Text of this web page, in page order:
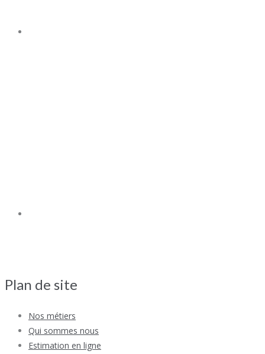
Plan de site
Nos métiers
Qui sommes nous
Estimation en ligne